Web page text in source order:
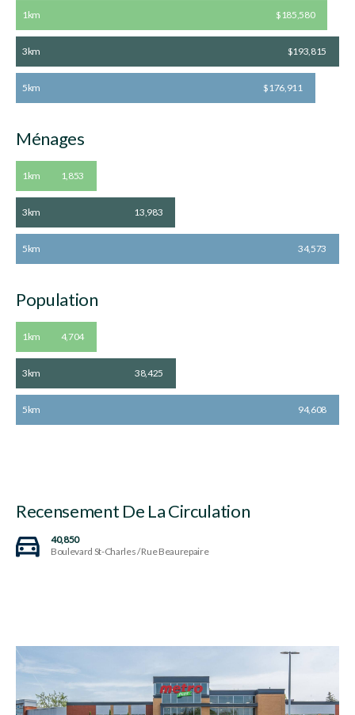
1km $185,580
3km $193,815
5km $176,911
Ménages
1km 1,853
3km 13,983
5km 34,573
Population
1km 4,704
3km 38,425
5km 94,608
Recensement De La Circulation
40,850
Boulevard St-Charles / Rue Beaurepaire